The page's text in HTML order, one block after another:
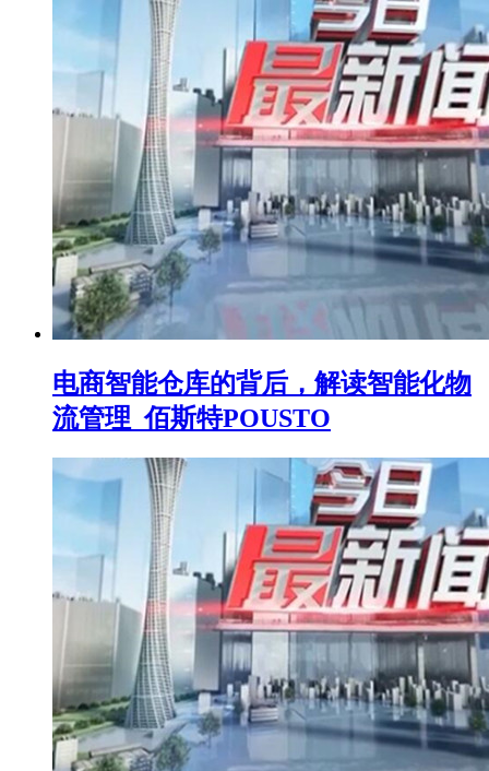
电商智能仓库的背后，解读智能化物
流管理_佰斯特POUSTO